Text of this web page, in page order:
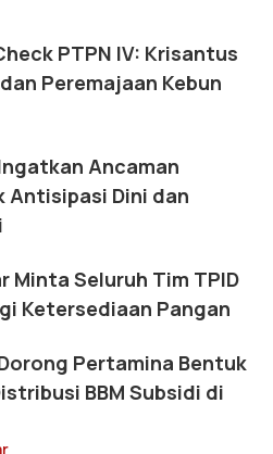
PTPN IV: Krisantus
Peremajaan Kebun
Ancaman
Antisipasi Dini dan
Minta Seluruh Tim TPID
Ketersediaan Pangan
Pertamina Bentuk
BBM Subsidi di